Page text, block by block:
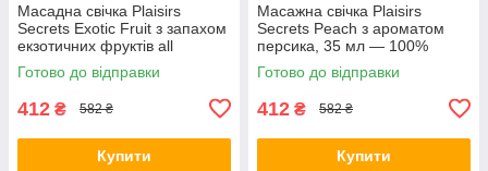
Масадна свічка Plaisirs
Secrets Exotic Fruit з запахом
екзотичних фруктів all
СКИДКА2786
Готово до відправки
412 ₴ 582 ₴
Купити
Масажна свічка Plaisirs
Secrets Peach з ароматом
персика, 35 мл — 100%
натуральний рослинний віск,
термо-масло, безпечна
Готово до відправки
412 ₴ 582 ₴
Купити